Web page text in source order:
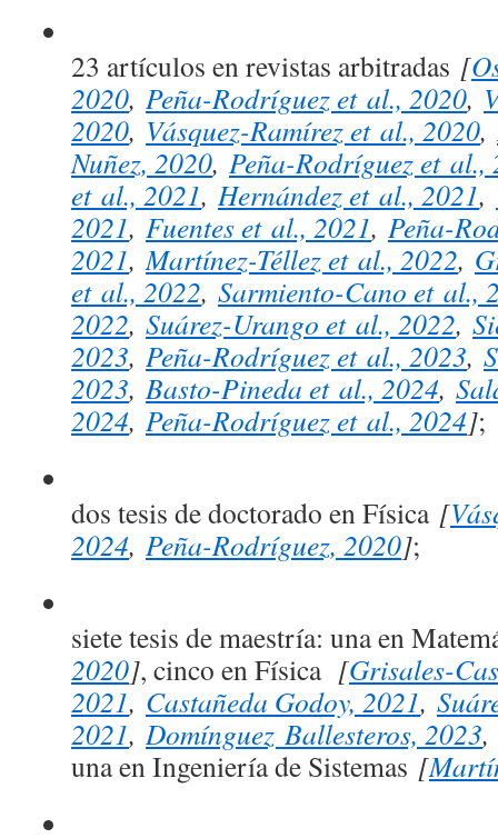
23 artículos en revistas arbitradas [
2020, Peña-Rodríguez et al., 2020,
2020, Vásquez-Ramírez et al., 2020,
Nuñez, 2020, Peña-Rodríguez et al.,
et al., 2021,Hernández et al., 2021,
2021, Fuentes et al., 2021, Peña-
2021,Martínez-Téllez et al., 2022,
et al., 2022, Sarmiento-Cano et al.,
2022, Suárez-Urango et al., 2022,
2023, Peña-Rodríguez et al., 2023,
2023,Basto-Pineda et al., 2024,
2024, Peña-Rodríguez et al., 2024];
dos tesis de doctorado en Física [
2024, Peña-Rodríguez, 2020];
siete tesis de maestría: una en
2020], cinco en Física [Grisales-
2021, Castañeda Godoy, 2021,
2021,Domínguez Ballesteros, 2023,
una en Ingeniería de Sistemas [